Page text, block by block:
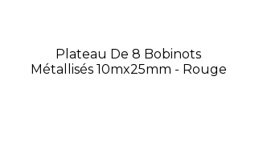
Plateau De 8 Bobinots
Métallisés 10mx25mm - Rouge